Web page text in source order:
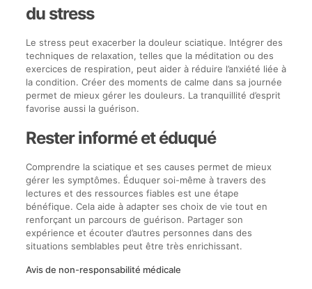
du stress
Le stress peut exacerber la douleur sciatique. Intégrer des
techniques de relaxation, telles que la méditation ou des
exercices de respiration, peut aider à réduire l’anxiété liée à
la condition. Créer des moments de calme dans sa journée
permet de mieux gérer les douleurs. La tranquillité d’esprit
favorise aussi la guérison.
Rester informé et éduqué
Comprendre la sciatique et ses causes permet de mieux
gérer les symptômes. Éduquer soi-même à travers des
lectures et des ressources fiables est une étape
bénéfique. Cela aide à adapter ses choix de vie tout en
renforçant un parcours de guérison. Partager son
expérience et écouter d’autres personnes dans des
situations semblables peut être très enrichissant.
Avis de non-responsabilité médicale